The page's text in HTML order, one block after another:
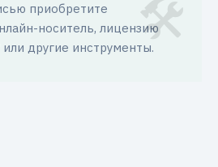
приобретите
носитель, лицензию
другие инструменты.